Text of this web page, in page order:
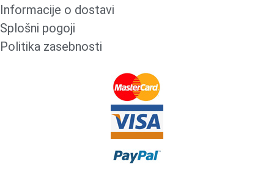
Informacije o dostavi
Splošni pogoji
Politika zasebnosti